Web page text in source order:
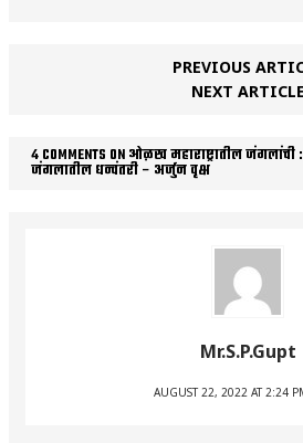
PREVIOUS
NEXT ARTICLE
4 COMMENTS ON ओळख महाराष्ट्रातील
जंगलातील धन्वंतरी – अर्जुन वृक्ष
Mr.S.P.Gupt
AUGUST 22, 2022 AT 2:24